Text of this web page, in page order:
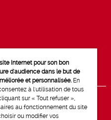
Internet pour son bon
d'audience dans le but de
et personnalisée. En
à l'utilisation de tous
sur « Tout refuser »,
au fonctionnement du site
ou modifier vos